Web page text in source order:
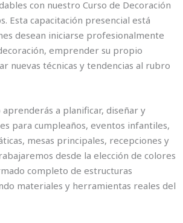
con nuestro Curso de Decoración
Esta capacitación presencial está
desean iniciarse profesionalmente
emprender su propio
nuevas técnicas y tendencias al rubro
a planificar, diseñar y
para cumpleaños, eventos infantiles,
mesas principales, recepciones y
desde la elección de colores
completo de estructuras
materiales y herramientas reales del